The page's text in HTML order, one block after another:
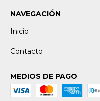
NAVEGACIÓN
Inicio
Contacto
MEDIOS DE PAGO